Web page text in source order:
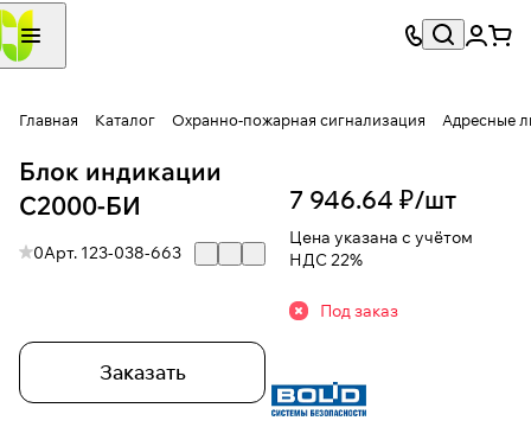
Главная Каталог Охранно-пожарная сигнализация Адресные
Блок индикации
С2000-БИ
0Арт. 123-038-663
Заказать
7 946.64 ₽/шт
Цена указана с учётом
НДС 22%
Под заказ